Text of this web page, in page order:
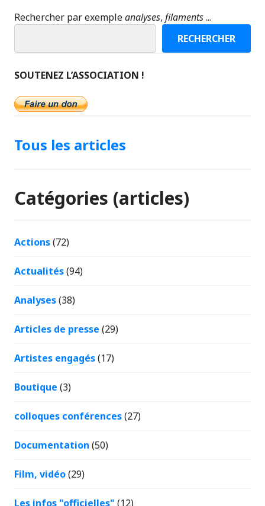
Rechercher par exempleanalyses, filaments...
RECHERCHER
SOUTENEZ L’ASSOCIATION !
Tous les articles
Catégories (articles)
Actions(72)
Actualités(94)
Analyses(38)
Articles de presse (29)
Artistes engagés(17)
Boutique (3)
colloques conférences(27)
Documentation (50)
Film, vidéo(29)
Les infos "officielles" (12)